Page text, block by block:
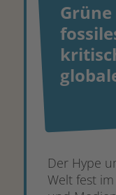
Der Hype
Welt fest